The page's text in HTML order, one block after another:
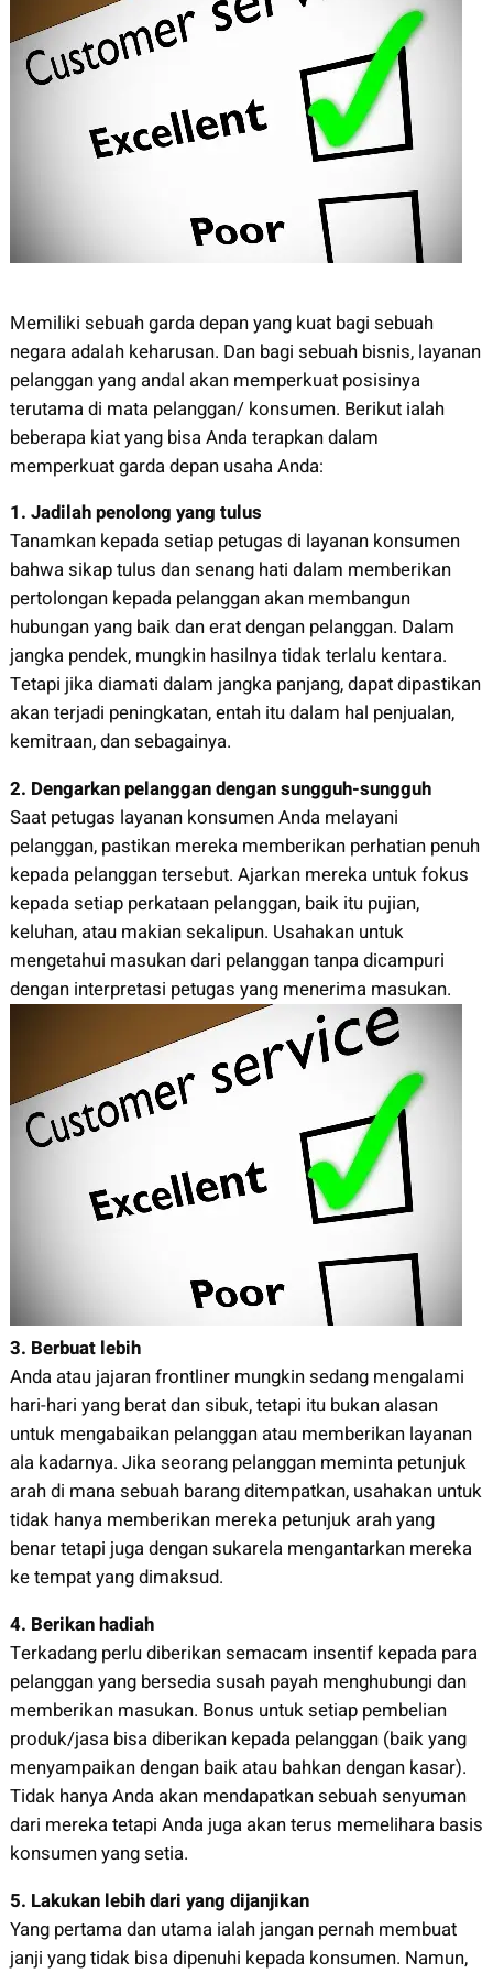
Memiliki sebuah garda depan yang kuat bagi sebuah
negara adalah keharusan. Dan bagi sebuah bisnis, layanan
pelanggan yang andal akan memperkuat posisinya
terutama di mata pelanggan/ konsumen. Berikut ialah
beberapa kiat yang bisa Anda terapkan dalam
memperkuat garda depan usaha Anda:
1. Jadilah penolong yang tulus
Tanamkan kepada setiap petugas di layanan konsumen
bahwa sikap tulus dan senang hati dalam memberikan
pertolongan kepada pelanggan akan membangun
hubungan yang baik dan erat dengan pelanggan. Dalam
jangka pendek, mungkin hasilnya tidak terlalu kentara.
Tetapi jika diamati dalam jangka panjang, dapat dipastikan
akan terjadi peningkatan, entah itu dalam hal penjualan,
kemitraan, dan sebagainya.
2. Dengarkan pelanggan dengan sungguh-sungguh
Saat petugas layanan konsumen Anda melayani
pelanggan, pastikan mereka memberikan perhatian penuh
kepada pelanggan tersebut. Ajarkan mereka untuk fokus
kepada setiap perkataan pelanggan, baik itu pujian,
keluhan, atau makian sekalipun. Usahakan untuk
mengetahui masukan dari pelanggan tanpa dicampuri
dengan interpretasi petugas yang menerima masukan.
3. Berbuat lebih
Anda atau jajaran frontliner mungkin sedang mengalami
hari-hari yang berat dan sibuk, tetapi itu bukan alasan
untuk mengabaikan pelanggan atau memberikan layanan
ala kadarnya. Jika seorang pelanggan meminta petunjuk
arah di mana sebuah barang ditempatkan, usahakan untuk
tidak hanya memberikan mereka petunjuk arah yang
benar tetapi juga dengan sukarela mengantarkan mereka
ke tempat yang dimaksud.
4. Berikan hadiah
Terkadang perlu diberikan semacam insentif kepada para
pelanggan yang bersedia susah payah menghubungi dan
memberikan masukan. Bonus untuk setiap pembelian
produk/jasa bisa diberikan kepada pelanggan (baik yang
menyampaikan dengan baik atau bahkan dengan kasar).
Tidak hanya Anda akan mendapatkan sebuah senyuman
dari mereka tetapi Anda juga akan terus memelihara basis
konsumen yang setia.
5. Lakukan lebih dari yang dijanjikan
Yang pertama dan utama ialah jangan pernah membuat
janji yang tidak bisa dipenuhi kepada konsumen. Namun,